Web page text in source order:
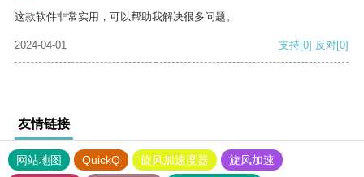
这款软件非常实用，可以帮助我解决很多问题。
2024-04-01 支持[0] 反对[0]
友情链接
网站地图 QuickQ 旋风加速度器
旋风加速